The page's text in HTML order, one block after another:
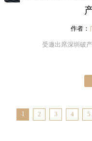
作者：
受邀出席深圳破
1 2 3 4 5